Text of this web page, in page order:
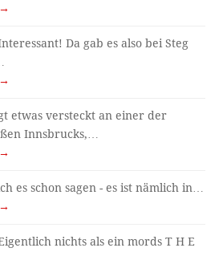
Da gab es also bei Steg
etwas versteckt an einer der
Innsbrucks,…
es schon sagen - es ist nämlich in…
nichts als ein mords T H E